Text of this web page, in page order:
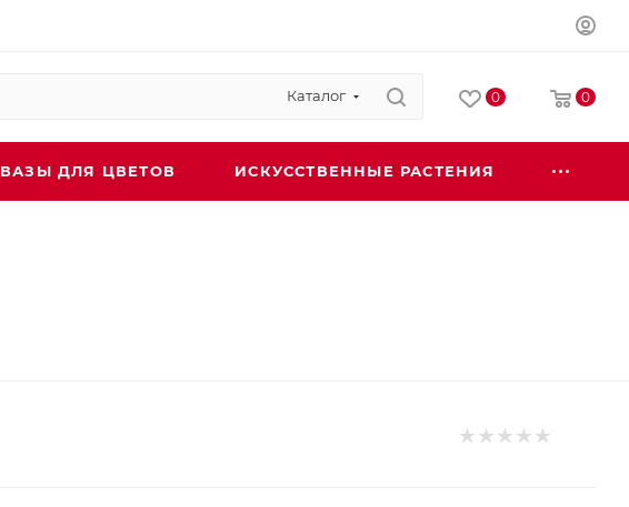
Каталог 0 0
ВАЗЫ ДЛЯ ЦВЕТОВ ИСКУССТВЕННЫЕ РАСТЕНИЯ